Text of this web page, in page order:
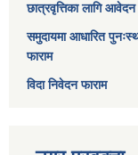
छात्रवृत्तिका लागि आवेदन
समुदायमा आधारित
फाराम
विदा निवेदन फाराम